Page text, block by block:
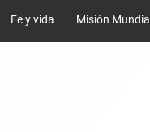
Fe y vida Misión Mundial